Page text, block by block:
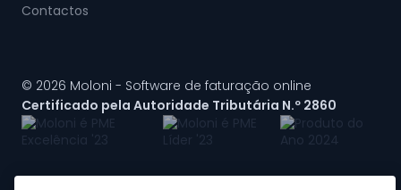
Contactos
© 2026 Moloni - Software de faturação online
Certificado pela Autoridade Tributária N.º 2860